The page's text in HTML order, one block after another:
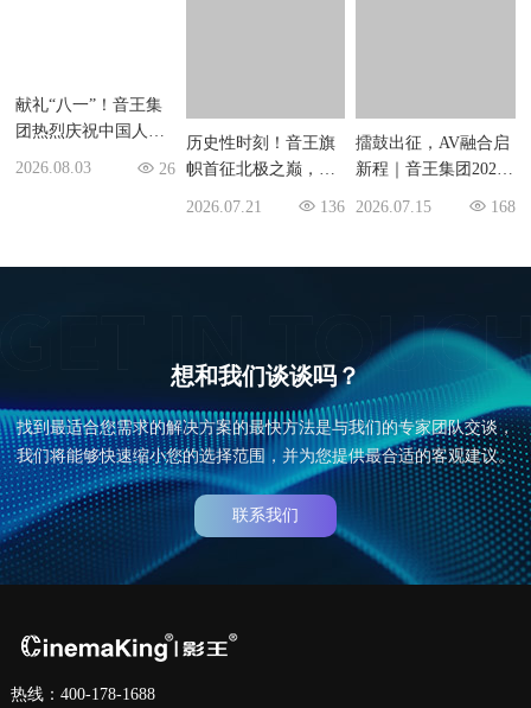
献礼“八一”！音王集
团热烈庆祝中国人民
2026.08.03 26
帜首征北极之巅，让
世界听见中国声音
2026.07.21
擂鼓出征，AV融合启
新程｜音王集团2026
2026.07.15 168
想和我们谈谈吗？
找到最适合您需求的解决方案的最快方法是与我们的专家团队交谈，
我们将能够快速缩小您的选择范围，并为您提供最合适的客观建议。
联系我们
热线：400-178-1688